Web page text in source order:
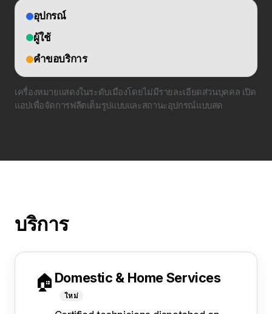
อุปกรณ์
ผู้ใช้
คำขอบริการ
เครื่องหมายแสดงในระดับเมืองโดยไม่มีรายละเอียดส่วนบุคคล เปิด
แอปเพื่อจัดการฟลีตเต็มรูปแบบและสถานะอุปกรณ์แบบสด
บริการ
🏠 Domestic & Home Services
ใหม่